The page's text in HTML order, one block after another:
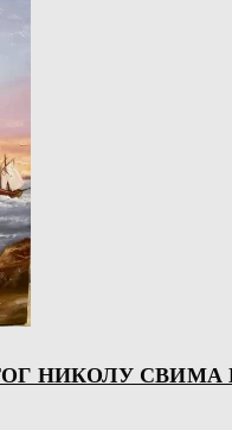
НИКОЛУ СВИМА